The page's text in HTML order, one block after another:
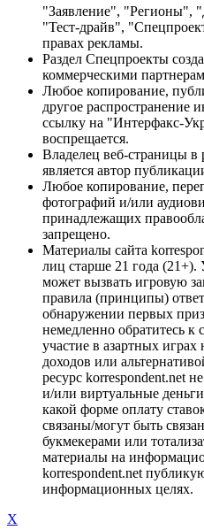
"Заявление", "Регионы",
"Тест-драйв",
правах рекламы.
Раздел Спецпроекты
коммерческими
Любое копирование,
другое распространение
ссылку на "Интерфакс-
воспрещается.
Владелец веб-страницы в
является автор
Любое копирование,
фотографий и/или
принадлежащих
запрещено.
Материалы сайта
лиц старше 21 года (21+).
может вызвать игровую
правила (принципы)
обнаружении первых
немедленно обратитесь к
участие в азартных
доходов или
ресурс korrespondent.net
и/или виртуальные
какой форме оплату
связаны/могут быть
букмекерами или
материалы на
korrespondent.net
информационных целях.
X